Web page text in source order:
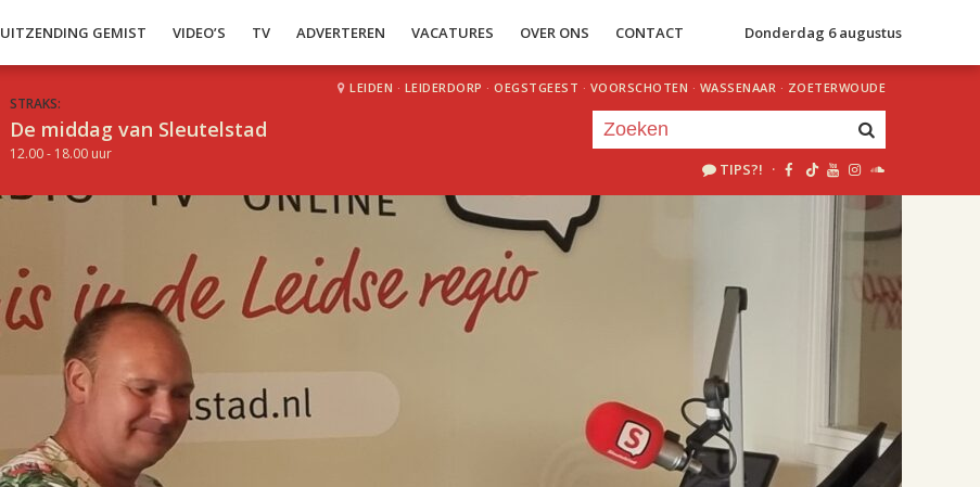
UITZENDING GEMIST VIDEO’S TV ADVERTEREN VACATURES OVER ONS CONTACT Donderdag 6 augustus
STRAKS:
De middag van Sleutelstad
12.00 - 18.00 uur
LEIDEN · LEIDERDORP · OEGSTGEEST · VOORSCHOTEN · WASSENAAR · ZOETERWOUDE
TIPS?! ·
uur 1 van 2
Volgend uur